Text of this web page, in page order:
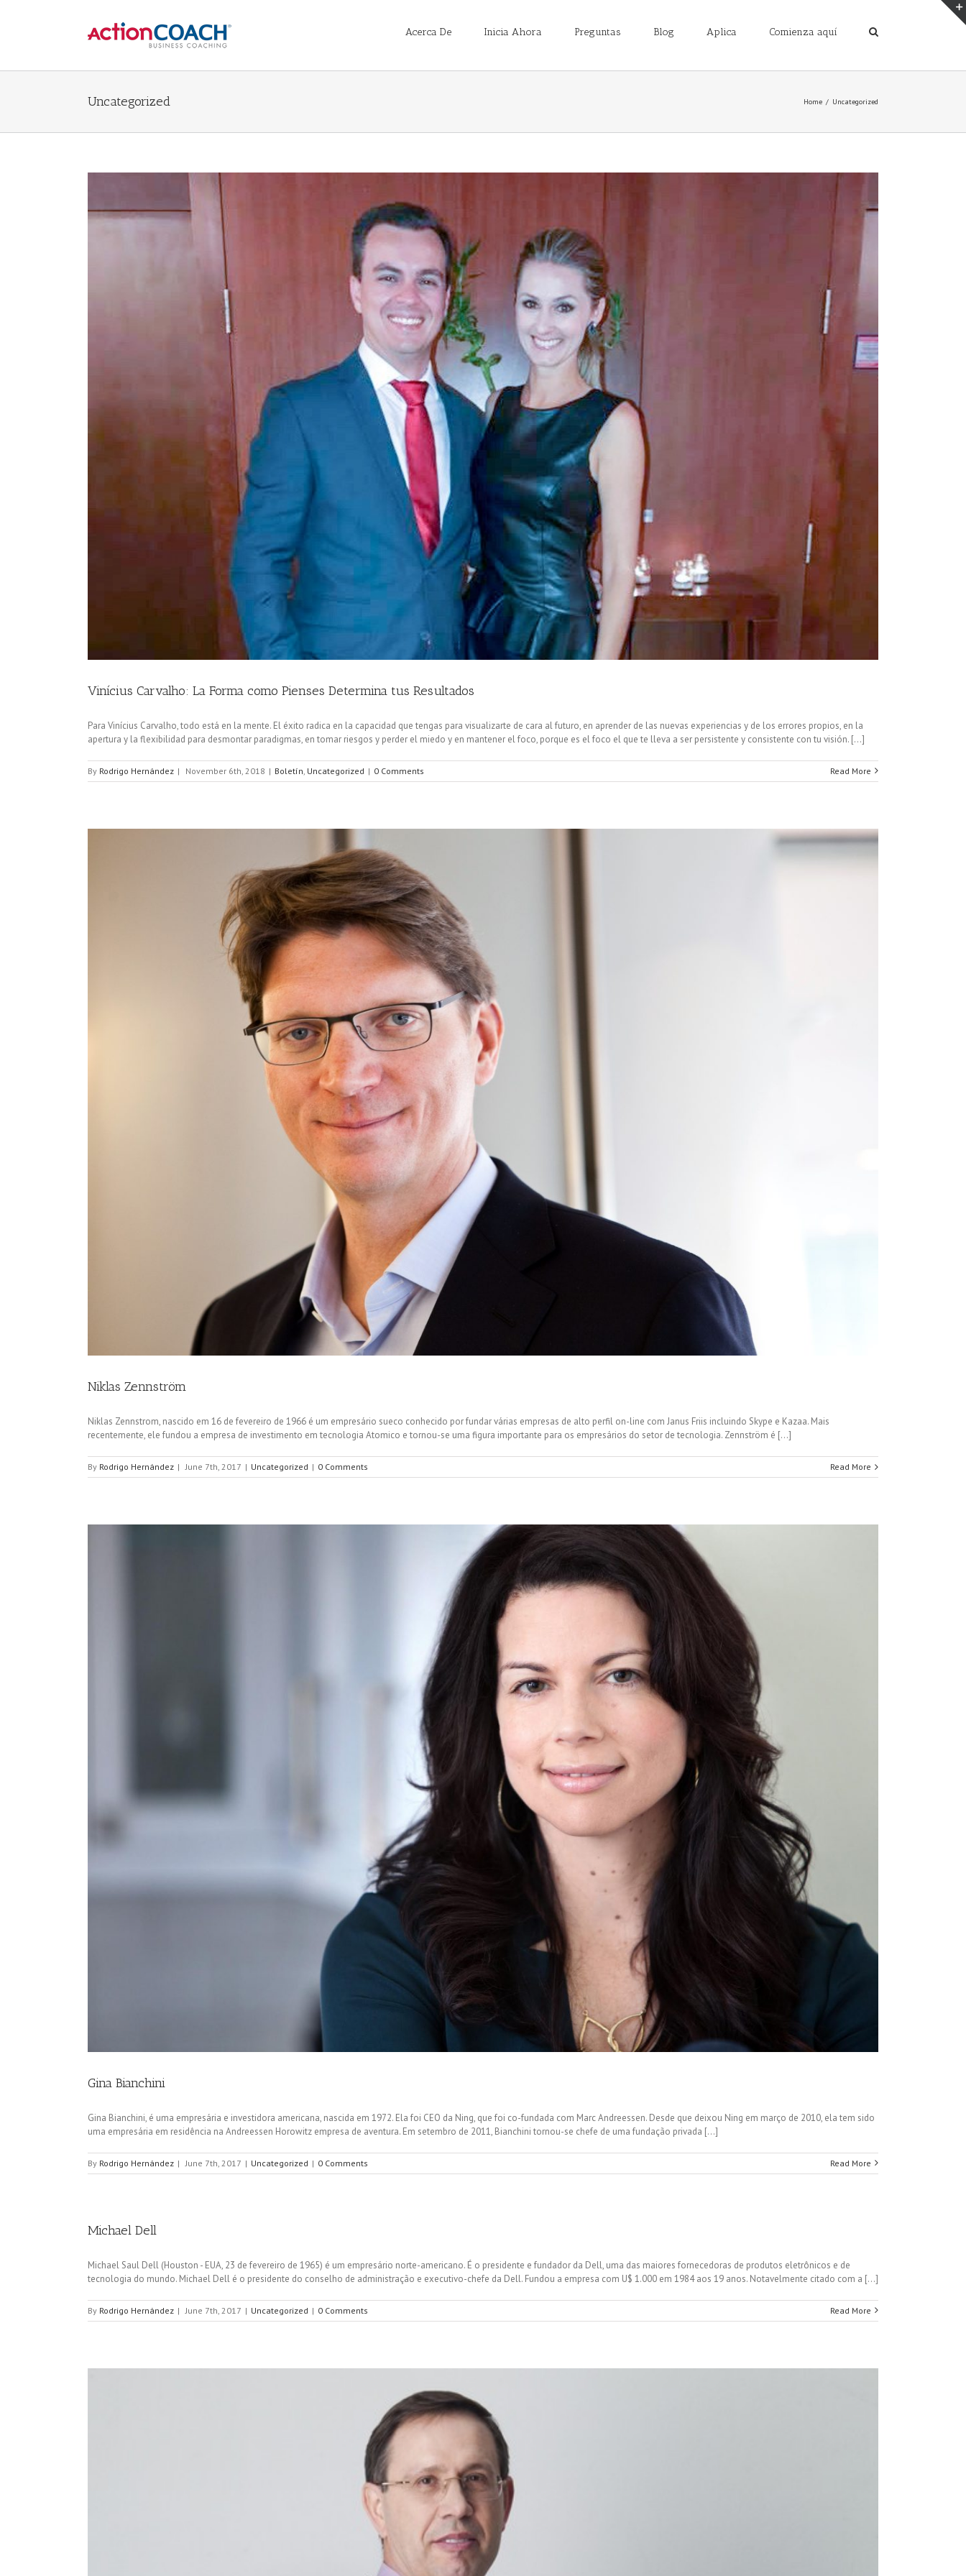
Acerca De Inicia Ahora Preguntas Blog Aplica Comienza aquí
Uncategorized Home / Uncategorized
Vinícius Carvalho: La Forma como Pienses Determina tus Resultados
Para Vinícius Carvalho, todo está en la mente. El éxito radica en la capacidad que tengas para visualizarte de cara al futuro, en aprender de las nuevas experiencias y de los errores propios, en la
apertura y la flexibilidad para desmontar paradigmas, en tomar riesgos y perder el miedo y en mantener el foco, porque es el foco el que te lleva a ser persistente y consistente con tu visión. […]
By Rodrigo Hernández | November 6th, 2018 | Boletín Uncategorized | 0 Comments Read More
Niklas Zennström
Niklas Zennstrom, nascido em 16 de fevereiro de 1966 é um empresário sueco conhecido por fundar várias empresas de alto perfil on-line com Janus Friis incluindo Skype e Kazaa. Mais
recentemente, ele fundou a empresa de investimento em tecnologia Atomico e tornou-se uma figura importante para os empresários do setor de tecnologia. Zennström é [...]
By Rodrigo Hernández | June 7th, 2017 | Uncategorized | 0 Comments Read More
Gina Bianchini
Gina Bianchini, é uma empresária e investidora americana, nascida em 1972. Ela foi CEO da Ning, que foi co-fundada com Marc Andreessen. Desde que deixou Ning em março de 2010, ela tem sido
uma empresária em residência na Andreessen Horowitz empresa de aventura. Em setembro de 2011, Bianchini tornou-se chefe de uma fundação privada [...]
By Rodrigo Hernández | June 7th, 2017 | Uncategorized | 0 Comments Read More
Michael Dell
Michael Saul Dell (Houston - EUA, 23 de fevereiro de 1965) é um empresário norte-americano. É o presidente e fundador da Dell, uma das maiores fornecedoras de produtos eletrônicos e de
tecnologia do mundo. Michael Dell é o presidente do conselho de administração e executivo-chefe da Dell. Fundou a empresa com U$ 1.000 em 1984 aos 19 anos. Notavelmente citado com a [...]
By Rodrigo Hernández | June 7th, 2017 | Uncategorized | 0 Comments Read More